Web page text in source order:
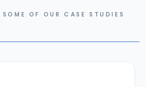
OF OUR CASE STUDIES